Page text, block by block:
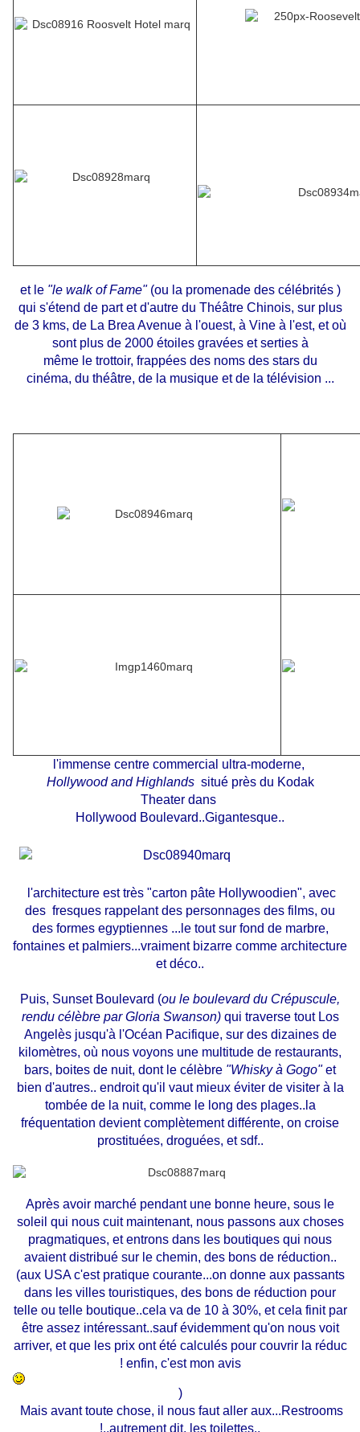
et le "le walk of Fame"(ou la promenade des célébrités )
qui s'étend de part et d'autre du Théâtre Chinois, sur plus
de 3 kms, de La Brea Avenue à l'ouest, à Vine à l'est, et où
sont plus de 2000 étoiles gravées et serties à
même le trottoir, frappées des noms des stars du
cinéma, du théâtre, de la musique et de la télévision ...
l'immense centre commercial ultra-moderne,
Hollywood and Highlands situé près du Kodak
Theater dans
Hollywood Boulevard..Gigantesque..
l'architecture est très "carton pâte Hollywoodien", avec
des fresques rappelant des personnages des films, ou
des formes egyptiennes ...le tout sur fond de marbre,
fontaines et palmiers...vraiment bizarre comme architecture
et déco..
Puis, Sunset Boulevard (ou le boulevard du Crépuscule,
rendu célèbre par Gloria Swanson)qui traverse tout Los
Angelès jusqu'à l'Océan Pacifique, sur des dizaines de
kilomètres, où nous voyons une multitude de restaurants,
bars, boites de nuit, dont le célèbre "Whisky à Gogo"et
bien d'autres.. endroit qu'il vaut mieux éviter de visiter à la
tombée de la nuit, comme le long des plages..la
fréquentation devient complètement différente, on croise
prostituées, droguées, et sdf..
Après avoir marché pendant une bonne heure, sous le
soleil qui nous cuit maintenant, nous passons aux choses
pragmatiques, et entrons dans les boutiques qui nous
avaient distribué sur le chemin, des bons de réduction..
(aux USA c'est pratique courante...on donne aux passants
dans les villes touristiques, des bons de réduction pour
telle ou telle boutique..cela va de 10 à 30%, et cela finit par
être assez intéressant..sauf évidemment qu'on nous voit
arriver, et que les prix ont été calculés pour couvrir la réduc
! enfin, c'est mon avis
)
Mais avant toute chose, il nous faut aller aux...Restrooms
!..autrement dit, les toilettes..